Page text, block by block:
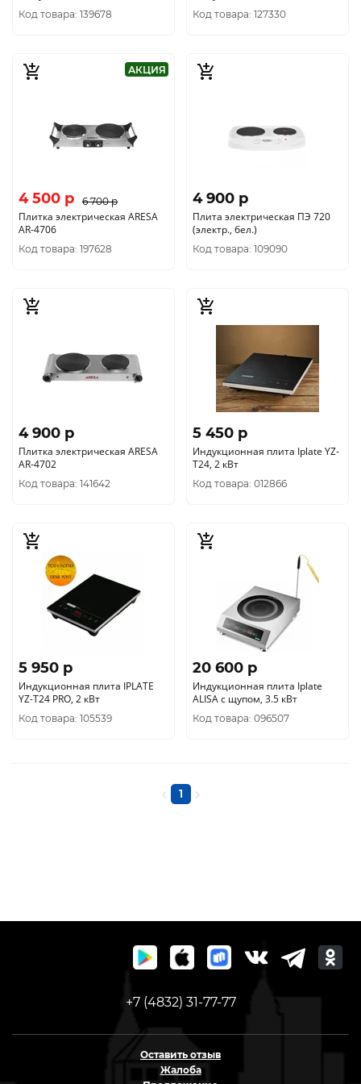
Код товара: 139678 Код товара: 127330
АКЦИЯ
4 500 p 6 700 p
Плитка электрическая ARESA
AR-4706
Код товара: 197628
4 900 p
Плита электрическая ПЭ 720
(электр., бел.)
Код товара: 109090
4 900 p
Плитка электрическая ARESA
AR-4702
Код товара: 141642
5 450 p
Индукционная плита Iplate YZ-
T24, 2 кВт
Код товара: 012866
5 950 p
Индукционная плита IPLATE
YZ-T24 PRO, 2 кВт
Код товара: 105539
20 600 p
Индукционная плита Iplate
ALISA с щупом, 3.5 кВт
Код товара: 096507
1
+7 (4832) 31-77-77
Оставить отзыв
Жалоба